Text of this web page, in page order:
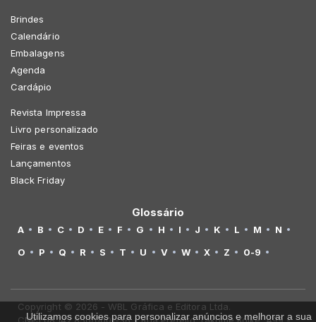
Brindes
Calendário
Embalagens
Agenda
Cardápio
Revista Impressa
Livro personalizado
Feiras e eventos
Lançamentos
Black Friday
Glossário
A B C D E F G H I J K L M
N
O
P Q R S T U V W X Z 0-9
Copyright © 2026 - WBL Gráfica e Editora Ltda.
CNPJ 08.142.850/0001-36 - Rua Prefeito Takume Koike, 499 -
Utilizamos cookies para personalizar anúncios e melhorar a sua